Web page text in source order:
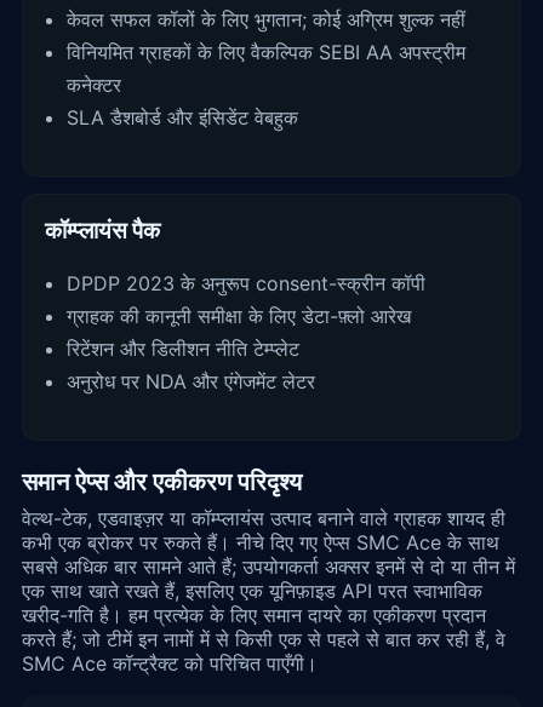
केवल सफल कॉलों के लिए भुगतान; कोई अग्रिम शुल्क नहीं
विनियमित ग्राहकों के लिए वैकल्पिक SEBI AA अपस्ट्रीम
कनेक्टर
SLA डैशबोर्ड और इंसिडेंट वेबहुक
कॉम्प्लायंस पैक
DPDP 2023 के अनुरूप consent-स्क्रीन कॉपी
ग्राहक की कानूनी समीक्षा के लिए डेटा-फ़्लो आरेख
रिटेंशन और डिलीशन नीति टेम्प्लेट
अनुरोध पर NDA और एंगेजमेंट लेटर
समान ऐप्स और एकीकरण परिदृश्य
वेल्थ-टेक, एडवाइज़र या कॉम्प्लायंस उत्पाद बनाने वाले ग्राहक शायद ही
कभी एक ब्रोकर पर रुकते हैं। नीचे दिए गए ऐप्स SMC Ace के साथ
सबसे अधिक बार सामने आते हैं; उपयोगकर्ता अक्सर इनमें से दो या तीन में
एक साथ खाते रखते हैं, इसलिए एक यूनिफ़ाइड API परत स्वाभाविक
खरीद-गति है। हम प्रत्येक के लिए समान दायरे का एकीकरण प्रदान
करते हैं; जो टीमें इन नामों में से किसी एक से पहले से बात कर रही हैं, वे
SMC Ace कॉन्ट्रैक्ट को परिचित पाएँगी।